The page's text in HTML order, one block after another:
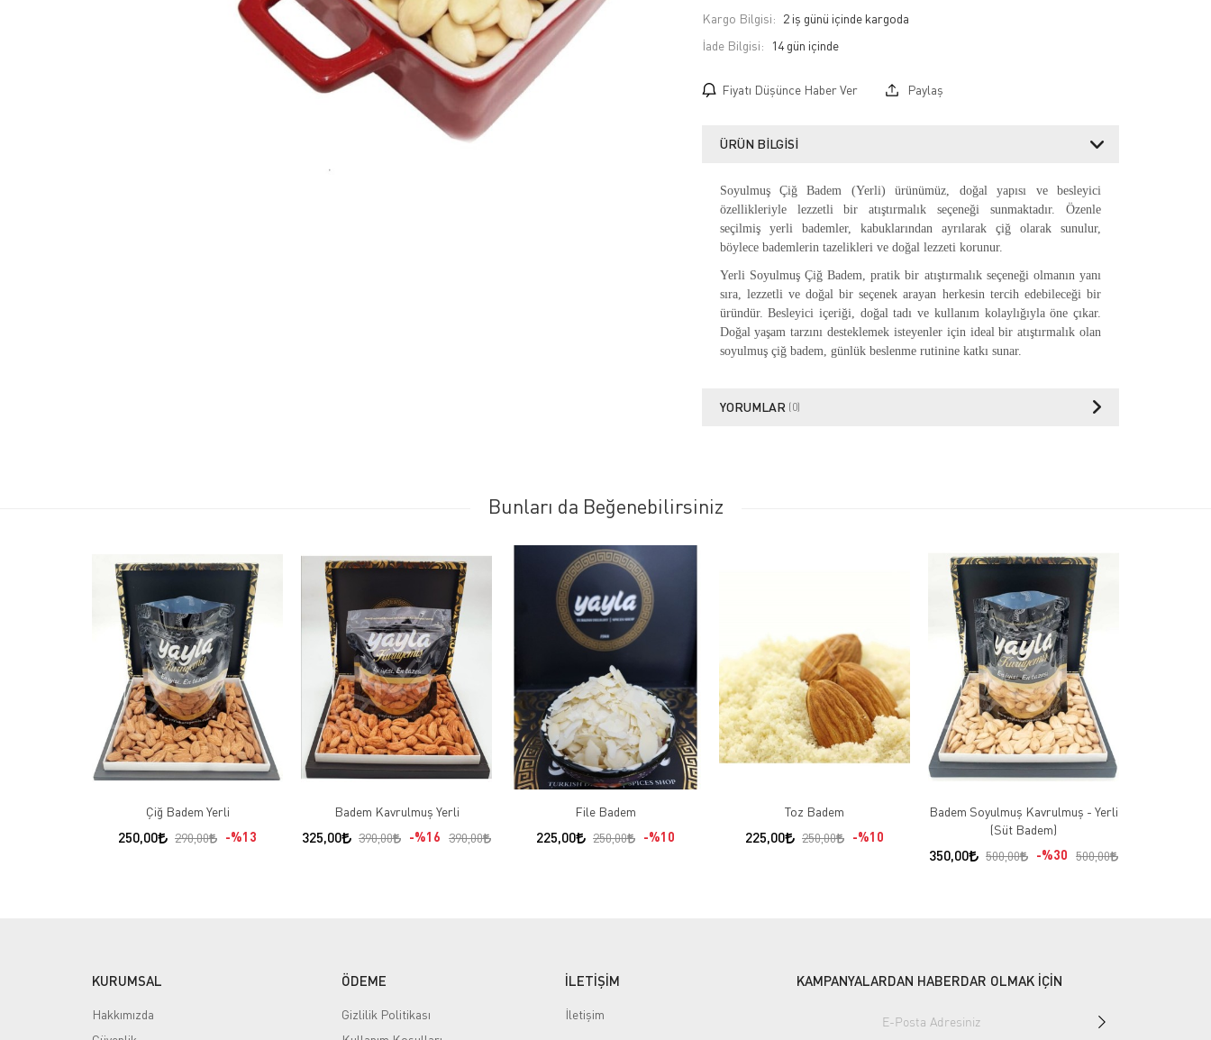
Kargo Bilgisi: 2 iş günü içinde kargoda
İade Bilgisi:
Fiyatı Düşünce Haber Ver Paylaş
ÜRÜN BILGISI
Soyulmuş Çiğ Badem (Yerli) ürünümüz, doğal yapısı ve besleyici
özellikleriyle lezzetli bir atıştırmalık seçeneği sunmaktadır. Özenle
seçilmiş yerli bademler, kabuklarından ayrılarak çiğ olarak sunulur,
böylece bademlerin tazelikleri ve doğal lezzeti korunur.
Yerli Soyulmuş Çiğ Badem, pratik bir atıştırmalık seçeneği olmanın yanı
sıra, lezzetli ve doğal bir seçenek arayan herkesin tercih edebileceği bir
üründür. Besleyici içeriği, doğal tadı ve kullanım kolaylığıyla öne çıkar.
Doğal yaşam tarzını desteklemek isteyenler için ideal bir atıştırmalık olan
soyulmuş çiğ badem, günlük beslenme rutinine katkı sunar.
YORUMLAR (0)
Bunları da Beğenebilirsiniz
Çiğ Badem Yerli
250,00 290,00 %13
Badem Kavrulmuş Yerli
325,00 390,00 %16 390,00
File Badem
225,00 250,00 %10
Toz Badem
225,00 250,00 %10
Badem Soyulmuş Kavrulmuş - Yerli
(Süt Badem)
350,00 500,00 %30 500,00
KURUMSAL
Hakkımızda
ÖDEME
Gizlilik Politikası
İLETİŞİM
İletişim
KAMPANYALARDAN HABERDAR OLMAK İÇİN